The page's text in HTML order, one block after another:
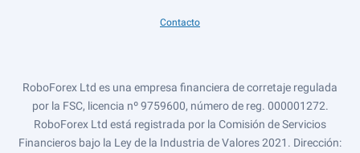
Contacto
RoboForex Ltd es una empresa financiera de corretaje regulada
por la FSC, licencia nº 9759600, número de reg. 000001272.
RoboForex Ltd está registrada por la Comisión de Servicios
Financieros bajo la Ley de la Industria de Valores 2021. Dirección: